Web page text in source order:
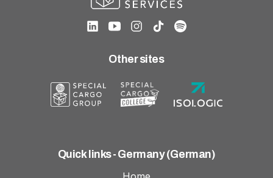
Other sites
Quick links - Germany (German)